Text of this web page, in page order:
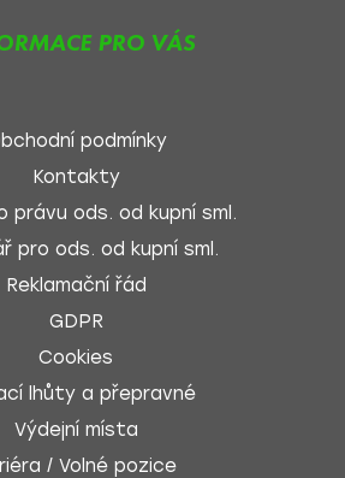
PRO VÁS
podmínky
Kontakty
právu ods. od kupní sml.
pro ods. od kupní sml.
Reklamační řád
GDPR
Cookies
lhůty a přepravné
Výdejní místa
/ Volné pozice